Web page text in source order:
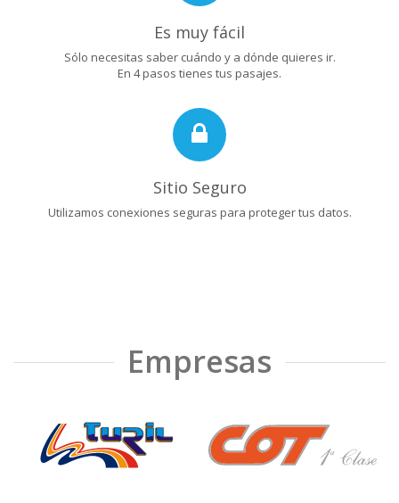
Es muy fácil
Sólo necesitas saber cuándo y a dónde quieres ir.
En 4 pasos tienes tus pasajes.
Sitio Seguro
Utilizamos conexiones seguras para proteger tus datos.
Empresas
❮ ❯